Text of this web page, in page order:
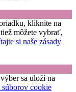
kliknite na
môžete vybrať,
si naše zásady
sa uloží na
súborov cookie